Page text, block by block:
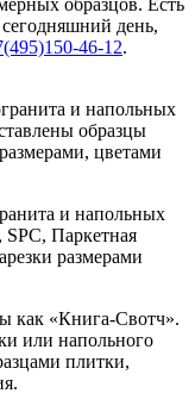
образцов. Есть
день,
46-12.
и напольных
образцы
цветами
и напольных
Паркетная
размерами
как «Книга-Свотч».
или напольного
плитки,